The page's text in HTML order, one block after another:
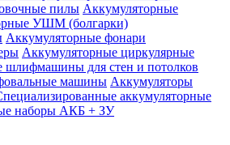
пилы Аккумуляторные
УШМ (болгарки)
Аккумуляторные фонари
Аккумуляторные циркулярные
шлифмашины для стен и потолков
машины Аккумуляторы
аккумуляторные
наборы АКБ + ЗУ